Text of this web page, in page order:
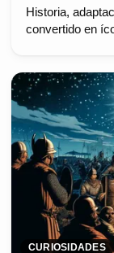
Historia,
convertido en
CURIOSIDADES